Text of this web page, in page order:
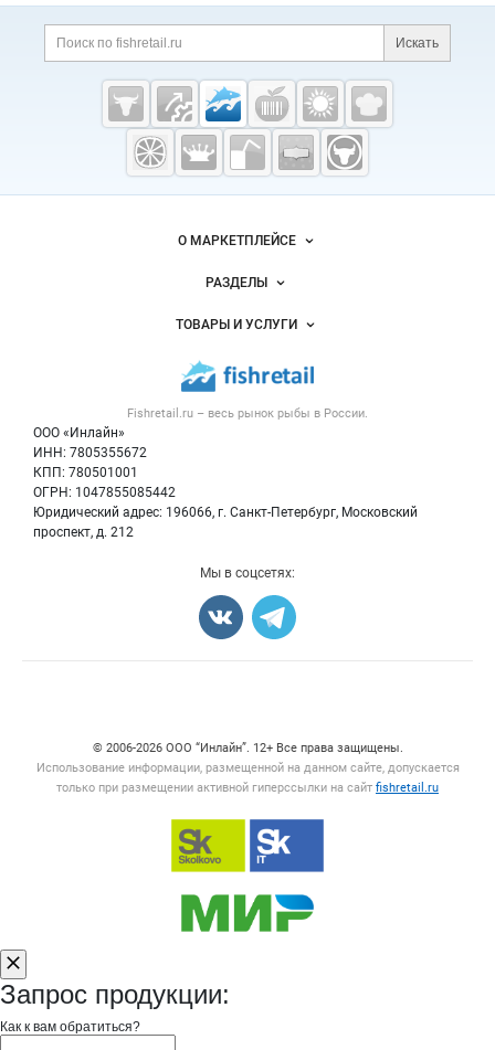
Дополнительная информация
Поиск по сайту и
Искать
Cсылки на полезные проекты
Fishretail.ru —
рыба,
морепродукты
Важные разделы и контакты
Fishretail.ru – весь рынок рыбы в России.
ООО «Инлайн»
ИНН: 7805355672
КПП: 780501001
ОГРН: 1047855085442
Юридический адрес: 196066, г. Санкт-Петербург, Московский
проспект, д. 212
Навигация по сайтуО МАРКЕТПЛЕЙСЕ
Новости Fishretail.ru
Размещение рекламы
Публичная оферта
Контактная информация
Политика обработки персональных данных
РАЗДЕЛЫ
Объявления
Новости рынка
Блог
ТОВАРЫ И УСЛУГИ
Рыба
Икра
Мы в соцсетях:
© 2006‑2026 ООО “Инлайн”. 12+ Все права защищены.
Использование информации, размещенной на данном сайте, допускается
только при размещении активной гиперссылки на сайт fishretail.ru
Запрос продукции:
Как к вам обратиться?